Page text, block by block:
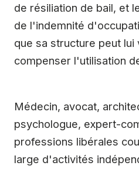
de résiliation de bail, et
de l'indemnité
que sa structure peut lui
compenser l'utilisation
Médecin, avocat,
psychologue, expert-
professions libérales
large d'activités